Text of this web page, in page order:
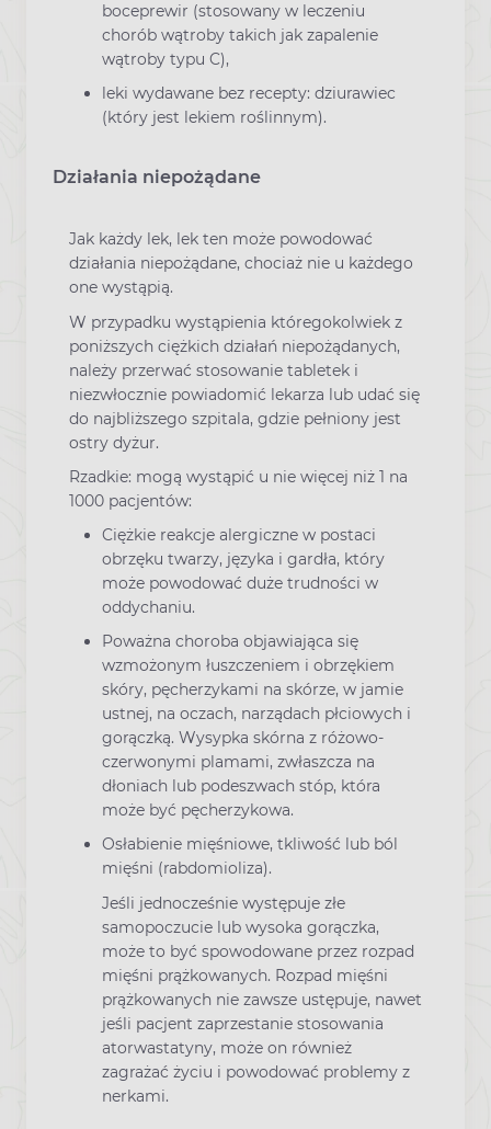
boceprewir (stosowany w leczeniu
chorób wątroby takich jak zapalenie
wątroby typu C),
leki wydawane bez recepty: dziurawiec
(który jest lekiem roślinnym).
Działania niepożądane
Jak każdy lek, lek ten może powodować
działania niepożądane, chociaż nie u każdego
one wystąpią.
W przypadku wystąpienia któregokolwiek z
poniższych ciężkich działań niepożądanych,
należy przerwać stosowanie tabletek i
niezwłocznie powiadomić lekarza lub udać się
do najbliższego szpitala, gdzie pełniony jest
ostry dyżur.
Rzadkie: mogą wystąpić u nie więcej niż 1 na
1000 pacjentów:
Ciężkie reakcje alergiczne w postaci
obrzęku twarzy, języka i gardła, który
może powodować duże trudności w
oddychaniu.
Poważna choroba objawiająca się
wzmożonym łuszczeniem i obrzękiem
skóry, pęcherzykami na skórze, w jamie
ustnej, na oczach, narządach płciowych i
gorączką. Wysypka skórna z różowo-
czerwonymi plamami, zwłaszcza na
dłoniach lub podeszwach stóp, która
może być pęcherzykowa.
Osłabienie mięśniowe, tkliwość lub ból
mięśni (rabdomioliza).
Jeśli jednocześnie występuje złe
samopoczucie lub wysoka gorączka,
może to być spowodowane przez rozpad
mięśni prążkowanych. Rozpad mięśni
prążkowanych nie zawsze ustępuje, nawet
jeśli pacjent zaprzestanie stosowania
atorwastatyny, może on również
zagrażać życiu i powodować problemy z
nerkami.